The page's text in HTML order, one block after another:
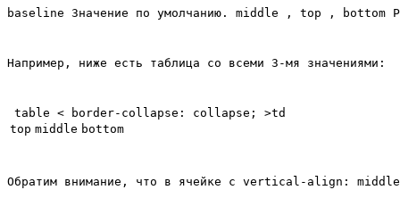
baseline Значение по умолчанию. middle , top , bottom
Например, ниже есть таблица со всеми 3-мя значениями:
table < border-collapse: collapse; >td
top middle bottom
Обратим внимание, что в ячейке с vertical-align: middle